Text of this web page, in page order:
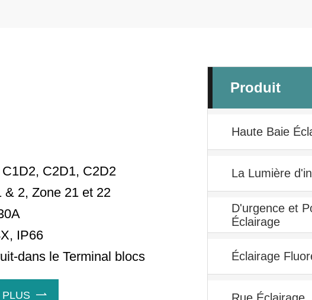
C2D1, C2D2
& 2, Zone 21 et 22
IP66
dans le Terminal blocs

Produit
Haute Baie
La Lumière
D'urgence et
Éclairage
Éclairage